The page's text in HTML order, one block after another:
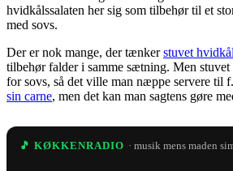
hvidkålssalaten her sig som tilbehør til et
med sovs.
Der er nok mange, der tænkerstuvet hvidkål
tilbehør falder i samme sætning. Men
for sovs, så det ville man næppe servere til
sin carne, men det kan man sagtens gøre
🎵 KØKKENRADIO · musik mens maden